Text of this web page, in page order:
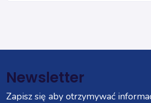
Newsletter
Zapisz się aby otrzymywać